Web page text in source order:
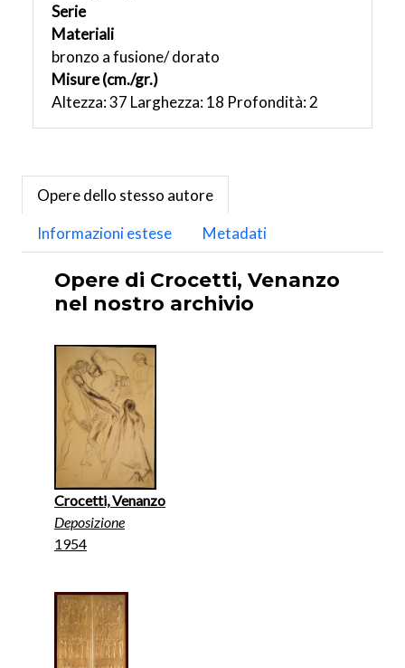
Serie
Materiali
bronzo a fusione/ dorato
Misure (cm./gr.)
Altezza: 37 Larghezza: 18 Profondità: 2
Opere dello stesso autore
Informazioni estese
Metadati
Opere di Crocetti, Venanzo
nel nostro archivio
Crocetti, Venanzo
Deposizione
1954